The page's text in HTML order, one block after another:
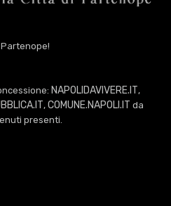
NAPOLIDAVIVERE.IT,
, COMUNE.NAPOLI.IT da
presenti.